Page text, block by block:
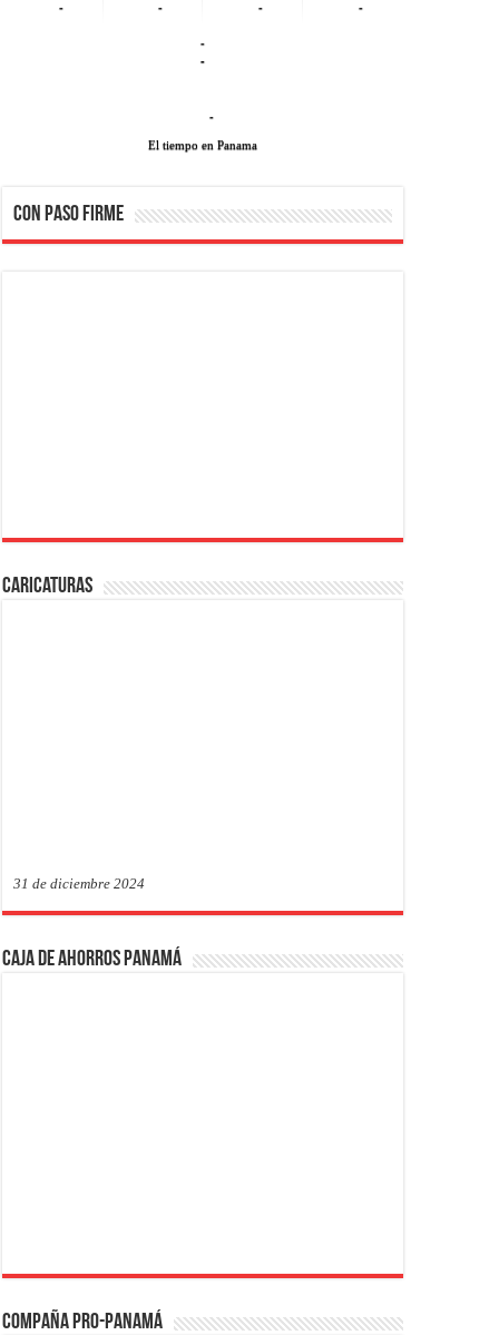
- - - -
-
-
-
El tiempo en Panama
CON PASO FIRME
Caricaturas
31 de diciembre 2024
Caja de Ahorros Panamá
Compaña PRO-Panamá